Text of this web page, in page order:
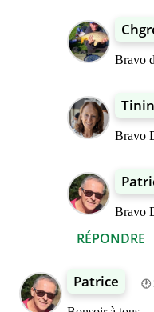
RÉPONDRE
Bravo
Bravo
Bravo
Patrice